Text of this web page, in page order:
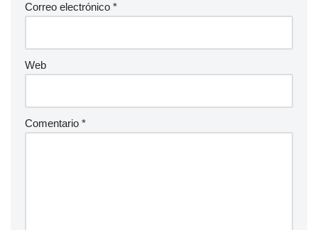
Correo electrónico *
Web
Comentario *